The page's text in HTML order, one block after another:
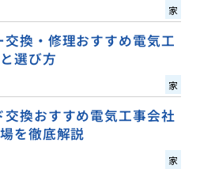
家
換・修理おすすめ電気工
選び方
家
換おすすめ電気工事会社
を徹底解説
家